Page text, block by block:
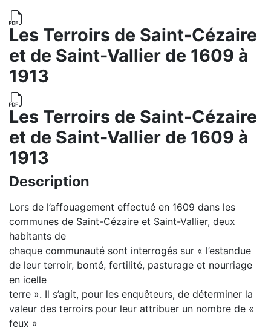
Les Terroirs de Saint-Cézaire
et de Saint-Vallier de 1609 à
1913
Les Terroirs de Saint-Cézaire
et de Saint-Vallier de 1609 à
1913
Description
Lors de l’affouagement effectué en 1609 dans les
communes de Saint-Cézaire et Saint-Vallier, deux
habitants de
chaque communauté sont interrogés sur « l’estandue
de leur terroir, bonté, fertilité, pasturage et nourriage
en icelle
terre ». Il s’agit, pour les enquêteurs, de déterminer la
valeur des terroirs pour leur attribuer un nombre de «
feux »